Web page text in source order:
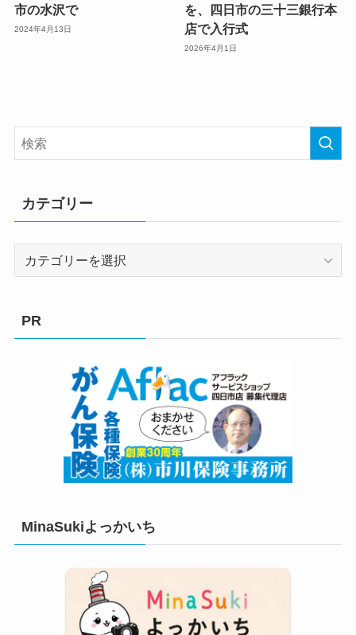
市の水沢で
2024年4月13日
を、四日市の三十三銀行本
店で入行式
2026年4月1日
カテゴリー
PR
MinaSukiよっかいち